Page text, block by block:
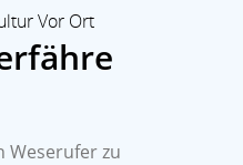
Vor Ort
Weserufer zu